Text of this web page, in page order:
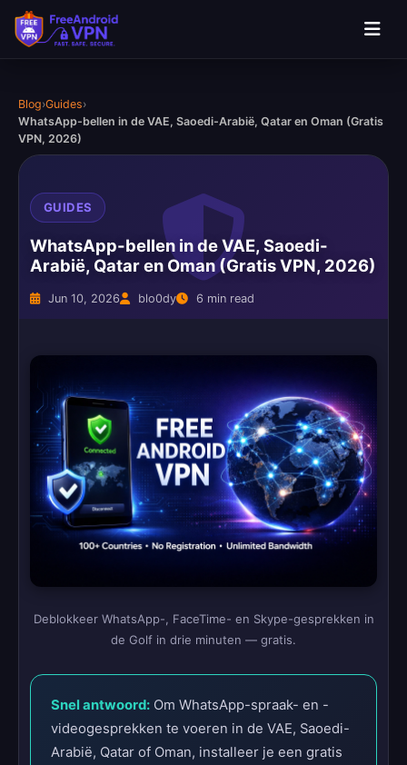
Blog›Guides›
WhatsApp-bellen in de VAE, Saoedi-Arabië, Qatar en Oman (Gratis
VPN, 2026)
GUIDES
WhatsApp-bellen in de VAE, Saoedi-
Arabië, Qatar en Oman (Gratis VPN, 2026)
Jun 10, 2026 blo0dy 6 min read
Deblokkeer WhatsApp-, FaceTime- en Skype-gesprekken in
de Golf in drie minuten — gratis.
Snel antwoord: Om WhatsApp-spraak- en -
videogesprekken te voeren in de VAE, Saoedi-
Arabië, Qatar of Oman, installeer je een gratis